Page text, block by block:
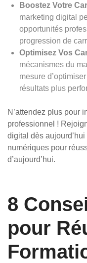
Boostez Votre
marketing digital
opportunités
progression de
Optimisez Vos
mécanismes du
mesure
résultats plus
N’attendez plus pour
professionnel !
digital dès
numériques pour
d’aujourd’hui.
8
pour